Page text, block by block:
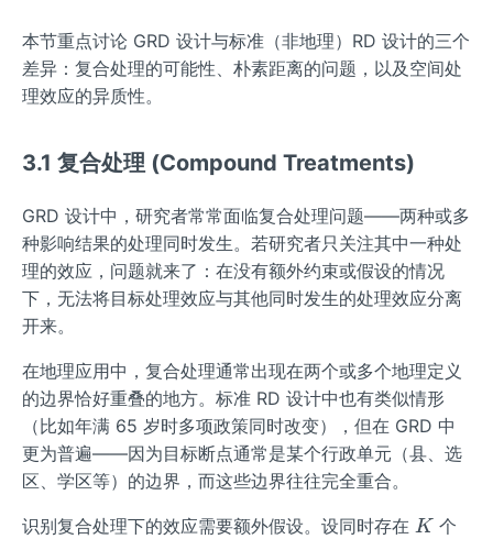
本节重点讨论 GRD 设计与标准（非地理）RD 设计的三个
差异：复合处理的可能性、朴素距离的问题，以及空间处
理效应的异质性。
3.1 复合处理 (Compound Treatments)
GRD 设计中，研究者常常面临复合处理问题——两种或多
种影响结果的处理同时发生。若研究者只关注其中一种处
理的效应，问题就来了：在没有额外约束或假设的情况
下，无法将目标处理效应与其他同时发生的处理效应分离
开来。
在地理应用中，复合处理通常出现在两个或多个地理定义
的边界恰好重叠的地方。标准 RD 设计中也有类似情形
（比如年满 65 岁时多项政策同时改变），但在 GRD 中
更为普遍——因为目标断点通常是某个行政单元（县、选
区、学区等）的边界，而这些边界往往完全重合。
识别复合处理下的效应需要额外假设。设同时存在 K
K 个